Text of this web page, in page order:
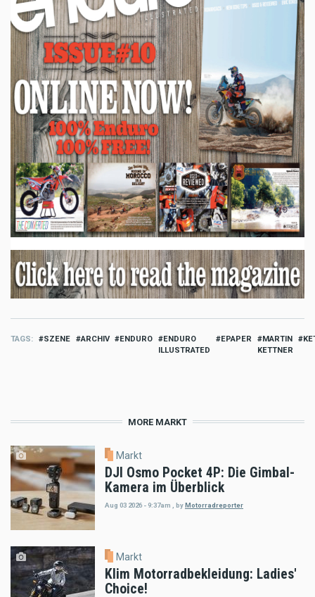
TAGS SZENE ARCHIV ENDURO
ENDURO
ILLUSTRATED
EPAPER
MARTIN
KETTNER
MORE MARKT
Markt
DJI Osmo Pocket 4P: Die Gimbal-
Kamera im Überblick
Aug 03 2026 - 9:37am byMotorradreporter
Markt
Klim Motorradbekleidung: Ladies'
Choice!